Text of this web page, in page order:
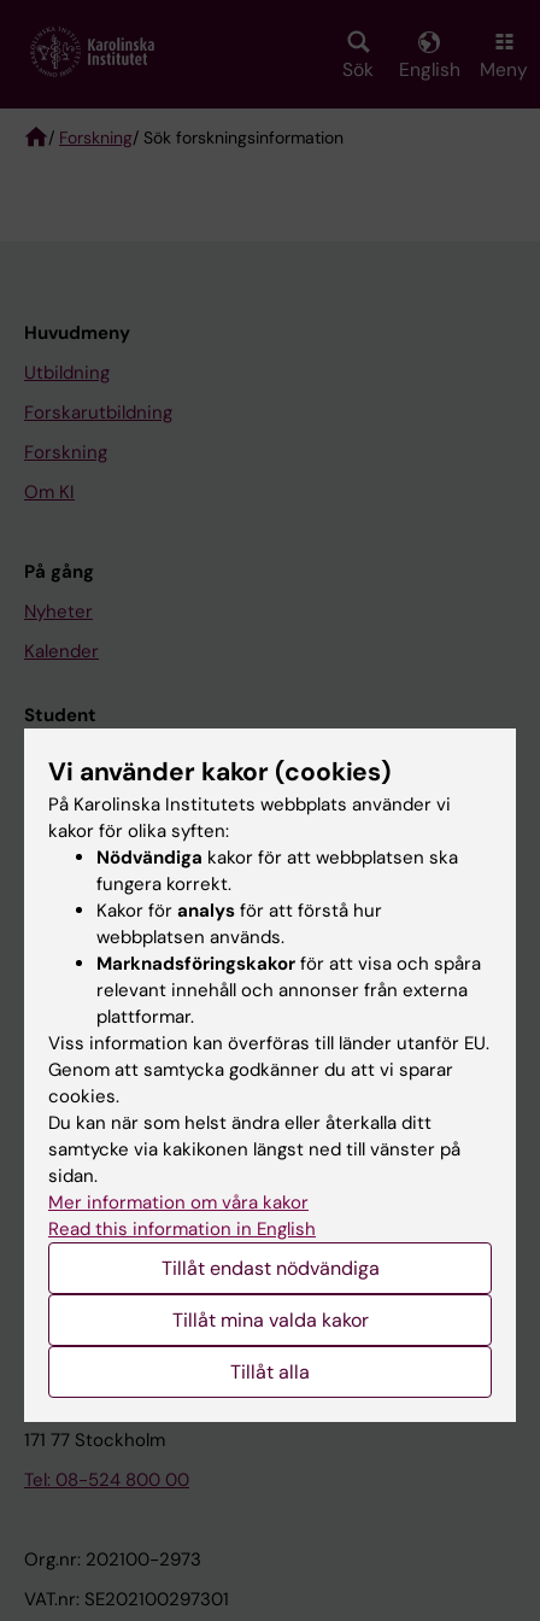
main
Sök English Meny
/ Forskning/ Sök forskningsinformation
Huvudmeny
Utbildning
Forskarutbildning
Forskning
Om KI
På gång
Nyheter
Kalender
Student
Ladok
Canvas
Schema
Studentmejlen
Kurs- och programwebbar
Student på KI
Medarbetare
Medarbetarportalen
Kontakta och besök KI
Universitetsbiblioteket
Stöd forskning och utbildning
Karolinska Institutet Innovation
Kontakta presstjänsten
Karolinska Institutet
171 77 Stockholm
Tel: 08-524 800 00
Org.nr: 202100-2973
VAT.nr: SE202100297301
Vi använder kakor (cookies)
På Karolinska Institutets webbplats använder vi
kakor för olika syften:
Nödvändiga kakor för att webbplatsen ska
fungera korrekt.
Kakor för analys för att förstå hur
webbplatsen används.
Marknadsföringskakor för att visa och spåra
relevant innehåll och annonser från externa
plattformar.
Viss information kan överföras till länder utanför EU.
Genom att samtycka godkänner du att vi sparar
cookies.
Du kan när som helst ändra eller återkalla ditt
samtycke via kakikonen längst ned till vänster på
sidan.
Mer information om våra kakor
Read this information in English
Tillåt endast nödvändiga
Tillåt mina valda kakor
Tillåt alla